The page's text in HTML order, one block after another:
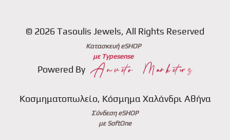
© 2026 Tasoulis Jewels, All Rights Reserved
Κατασκευή eSHOP
με Typesense
Powered By
Κοσμηματοπωλείο, Κόσμημα Χαλάνδρι Αθήνα
Σύνδεση eSHOP
με SoftOne